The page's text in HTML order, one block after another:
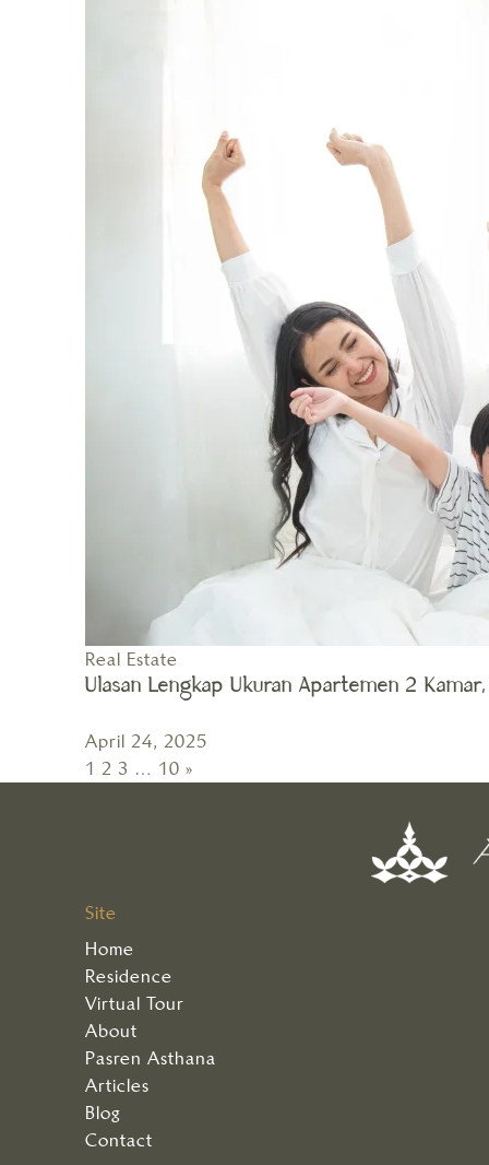
Real Estate
Ulasan Lengkap Ukuran Apartemen 2
April 24, 2025
1 2 3 … 10 »
Site
Home
Residence
Virtual Tour
About
Pasren Asthana
Articles
Blog
Contact